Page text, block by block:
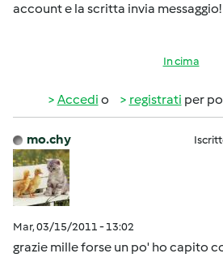
account e la scritta invia messaggio!
In cima
Accedi o registrati per
mo.chy
Mar, 03/15/2011 - 13:02
grazie mille forse un po' ho capito